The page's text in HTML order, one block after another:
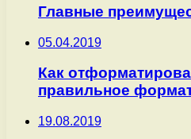
Главные
05.04.2019
Как
правильное
19.08.2019